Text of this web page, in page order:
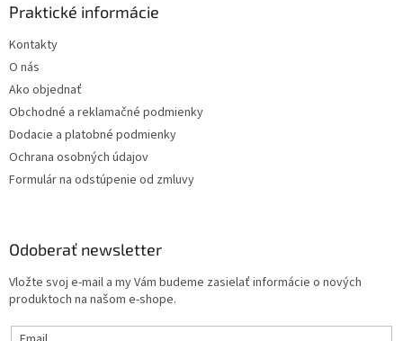
Praktické informácie
Kontakty
O nás
Ako objednať
Obchodné a reklamačné podmienky
Dodacie a platobné podmienky
Ochrana osobných údajov
Formulár na odstúpenie od zmluvy
Odoberať newsletter
Vložte svoj e-mail a my Vám budeme zasielať informácie o nových
produktoch na našom e-shope.